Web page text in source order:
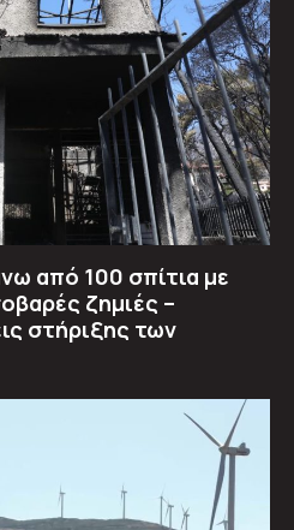
από 100 σπίτια με
ζημιές –
στήριξης των